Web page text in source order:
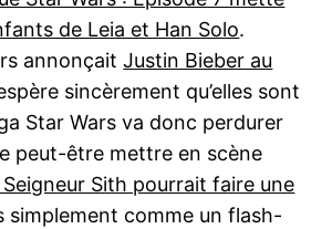
de Leia et Han Solo.
annonçaitJustin Bieber au
sincèrement qu’elles sont
Star Wars va donc perdurer
peut-être mettre en scène
Seigneur Sith pourrait faire une
simplement comme un flash-